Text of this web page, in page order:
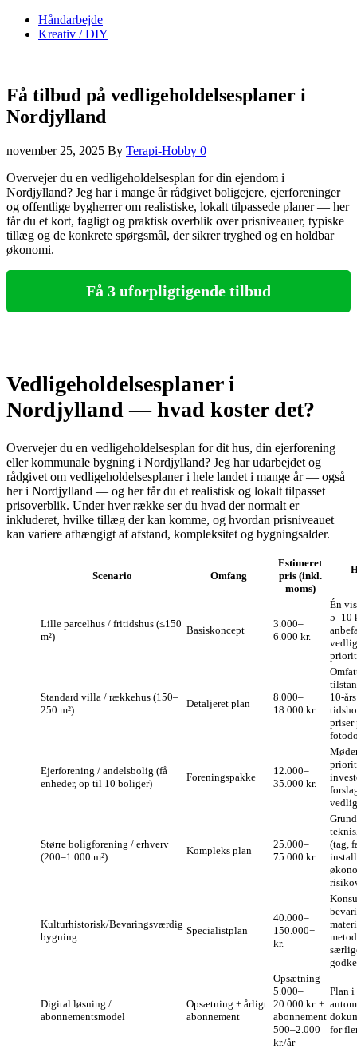
Håndarbejde
Kreativ / DIY
Få tilbud på vedligeholdelsesplaner i
Nordjylland
november 25, 2025 By Terapi-Hobby 0
Overvejer du en vedligeholdelsesplan for din ejendom i
Nordjylland? Jeg har i mange år rådgivet boligejere, ejerforeninger
og offentlige bygherrer om realistiske, lokalt tilpassede planer — her
får du et kort, fagligt og praktisk overblik over prisniveauer, typiske
tillæg og de konkrete spørgsmål, der sikrer tryghed og en holdbar
økonomi.
Få 3 uforpligtigende tilbud
Vedligeholdelsesplaner i
Nordjylland — hvad koster det?
Overvejer du en vedligeholdelsesplan for dit hus, din ejerforening
eller kommunale bygning i Nordjylland? Jeg har udarbejdet og
rådgivet om vedligeholdelsesplaner i hele landet i mange år — også
her i Nordjylland — og her får du et realistisk og lokalt tilpasset
prisoverblik. Under hver række ser du hvad der normalt er
inkluderet, hvilke tillæg der kan komme, og hvordan prisniveauet
kan variere afhængigt af afstand, kompleksitet og bygningsalder.
Scenario Omfang
Estimeret
pris (inkl.
moms)
Lille parcelhus / fritidshus (≤150
m²)
Basiskoncept
3.000–
6.000 kr.
Én
5–10
Standard villa / rækkehus (150–
250 m²)
Detaljeret plan
8.000–
18.000 kr.
priser
Ejerforening / andelsbolig (få
enheder, op til 10 boliger)
Foreningspakke
12.000–
35.000 kr.
Større boligforening / erhverv
(200–1.000 m²)
Kompleks plan
25.000–
75.000 kr.
(tag,
Kulturhistorisk/Bevaringsværdig
bygning
Specialistplan
40.000–
150.000+
kr.
Digital løsning /
abonnementsmodel
Opsætning + årligt
abonnement
Opsætning
5.000–
20.000 kr. +
abonnement
500–2.000
kr./år
Plan
for